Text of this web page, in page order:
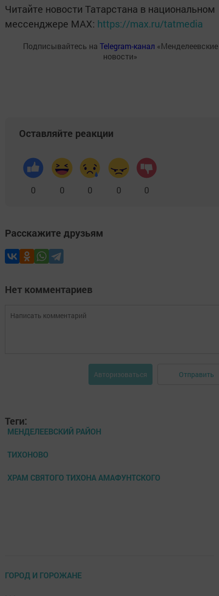
Читайте новости Татарстана в национальном
мессенджере MАХ: https://max.ru/tatmedia
Подписывайтесь на Telegram-канал «Менделеевские
новости»
Оставляйте реакции
0 0 0 0 0
Расскажите друзьям
Нет комментариев
Авторизоваться Отправить
Теги:
МЕНДЕЛЕЕВСКИЙ РАЙОН
ТИХОНОВО
ХРАМ СВЯТОГО ТИХОНА АМАФУНТСКОГО
ГОРОД И ГОРОЖАНЕ